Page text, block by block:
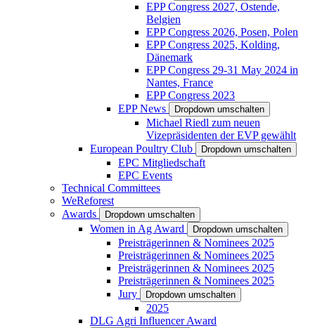
EPP Congress 2027, Ostende,
Belgien
EPP Congress 2026, Posen, Polen
EPP Congress 2025, Kolding,
Dänemark
EPP Congress 29-31 May 2024 in
Nantes, France
EPP Congress 2023
EPP News
Dropdown umschalten
Michael Riedl zum neuen
Vizepräsidenten der EVP gewählt
European Poultry Club
Dropdown umschalten
EPC Mitgliedschaft
EPC Events
Technical Committees
WeReforest
Awards
Dropdown umschalten
Women in Ag Award Dropdown umschalten
Preisträgerinnen & Nominees 2025
Preisträgerinnen & Nominees 2025
Preisträgerinnen & Nominees 2025
Preisträgerinnen & Nominees 2025
Jury
Dropdown umschalten
2025
DLG Agri Influencer Award